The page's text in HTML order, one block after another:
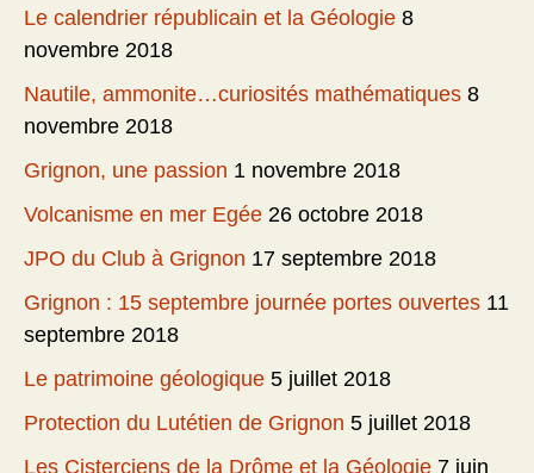
Le calendrier républicain et la Géologie 8
novembre 2018
Nautile, ammonite…curiosités mathématiques 8
novembre 2018
Grignon, une passion 1 novembre 2018
Volcanisme en mer Egée 26 octobre 2018
JPO du Club à Grignon 17 septembre 2018
Grignon : 15 septembre journée portes ouvertes 11
septembre 2018
Le patrimoine géologique 5 juillet 2018
Protection du Lutétien de Grignon 5 juillet 2018
Les Cisterciens de la Drôme et la Géologie 7 juin